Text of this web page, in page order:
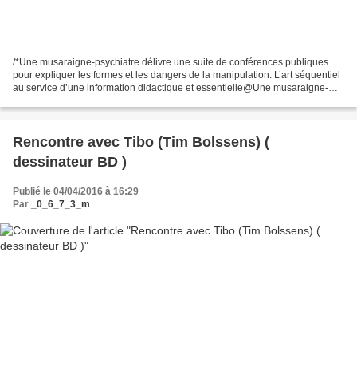
/*Une musaraigne-psychiatre délivre une suite de conférences publiques
pour expliquer les formes et les dangers de la manipulation. L’art séquentiel
au service d’une information didactique et essentielle@Une musaraigne-
Rencontre avec Tibo (Tim Bolssens) (
dessinateur BD )
Publié le 04/04/2016 à 16:29
Par
_0_6_7_3_m